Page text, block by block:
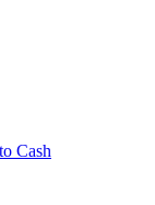
Cash